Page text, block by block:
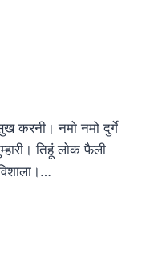
करनी। नमो नमो दुर्गे
तिहूं लोक फैली